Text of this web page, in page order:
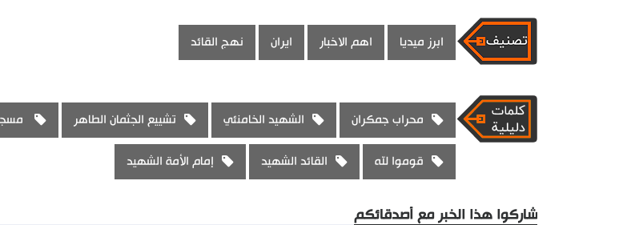
ابرز ميديا اهم الاخبار ايران نهج القائد
محراب جمكران الشهيد الخامنئي تشييع الجثمان الطاهر
قوموا لله القائد الشهيد إمام الأمة الشهيد
شاركوا هذا الخبر مع أصدقائكم